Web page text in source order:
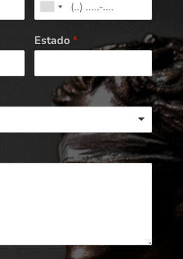
Estado*